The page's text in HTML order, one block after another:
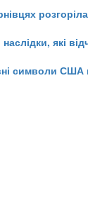
наслідки, які
символи США